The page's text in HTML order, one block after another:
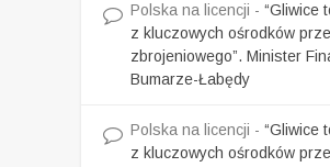
Polska na licencji - “Gliwice
z kluczowych ośrodków
zbrojeniowego”. Minister
Bumarze-Łabędy
Polska na licencji - “Gliwice
z kluczowych ośrodków